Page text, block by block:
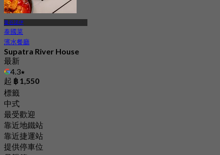
曼谷諾伊
泰國菜
濱水餐廳
Supatra River House
最新
4.3
起 ฿ 1,550
標籤
中式
最受歡迎
靠近地鐵站
靠近捷運站
提供停車位